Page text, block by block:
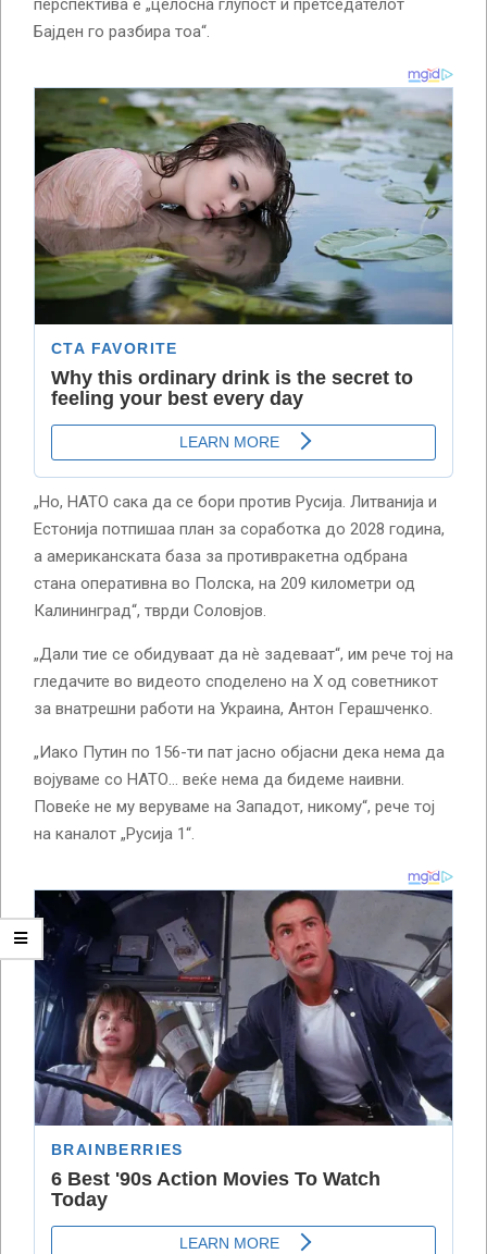
перспектива е „целосна глупост и претседателот
Бајден го разбира тоа“.
„Но, НАТО сака да се бори против Русија. Литванија и
Естонија потпишаа план за соработка до 2028 година,
а американската база за противракетна одбрана
стана оперативна во Полска, на 209 километри од
Калининград“, тврди Соловјов.
„Дали тие се обидуваат да нè задеваат“, им рече тој на
гледачите во видеото споделено на Х од советникот
за внатрешни работи на Украина, Антон Герашченко.
„Иако Путин по 156-ти пат јасно објасни дека нема да
војуваме со НАТО… веќе нема да бидеме наивни.
Повеќе не му веруваме на Западот, никому“, рече тој
на каналот „Русија 1“.